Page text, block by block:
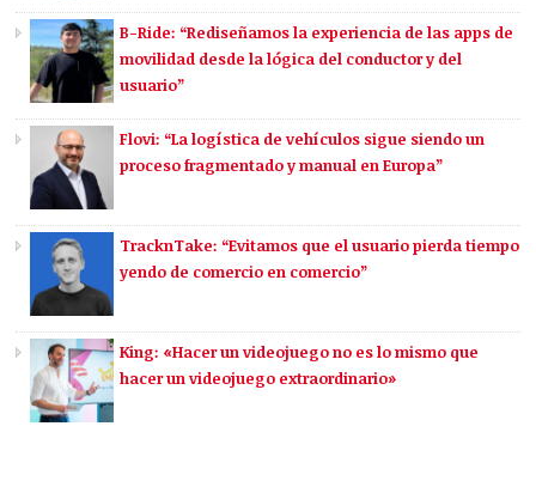
B-Ride: “Rediseñamos la experiencia de las apps de
movilidad desde la lógica del conductor y del
usuario”
Flovi: “La logística de vehículos sigue siendo un
proceso fragmentado y manual en Europa”
TracknTake: “Evitamos que el usuario pierda tiempo
yendo de comercio en comercio”
King: «Hacer un videojuego no es lo mismo que
hacer un videojuego extraordinario»